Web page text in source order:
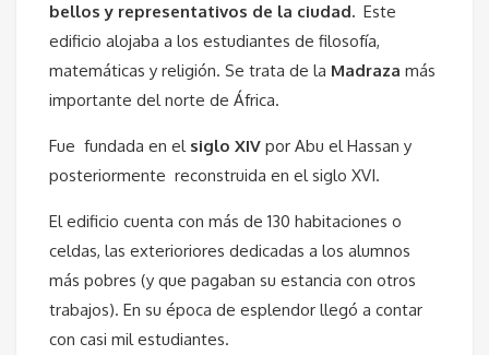
bellos y representativos de la ciudad. Este
edificio alojaba a los estudiantes de filosofía,
matemáticas y religión. Se trata de la Madraza más
importante del norte de África.
Fue fundada en el siglo XIV por Abu el Hassan y
posteriormente reconstruida en el siglo XVI.
El edificio cuenta con más de 130 habitaciones o
celdas, las exterioriores dedicadas a los alumnos
más pobres (y que pagaban su estancia con otros
trabajos). En su época de esplendor llegó a contar
con casi mil estudiantes.